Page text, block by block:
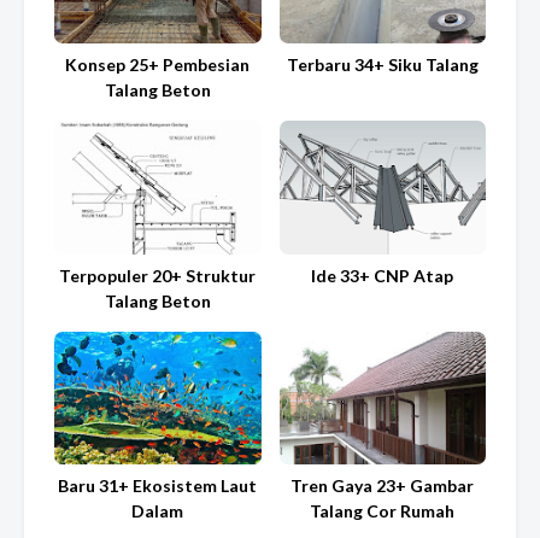
Konsep 25+ Pembesian
Talang Beton
Terbaru 34+ Siku Talang
Terpopuler 20+ Struktur
Talang Beton
Ide 33+ CNP Atap
Baru 31+ Ekosistem Laut
Dalam
Tren Gaya 23+ Gambar
Talang Cor Rumah